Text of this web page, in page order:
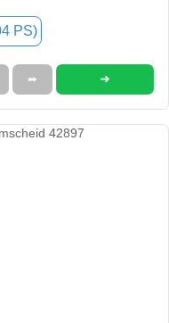
PS)
➦ ➜